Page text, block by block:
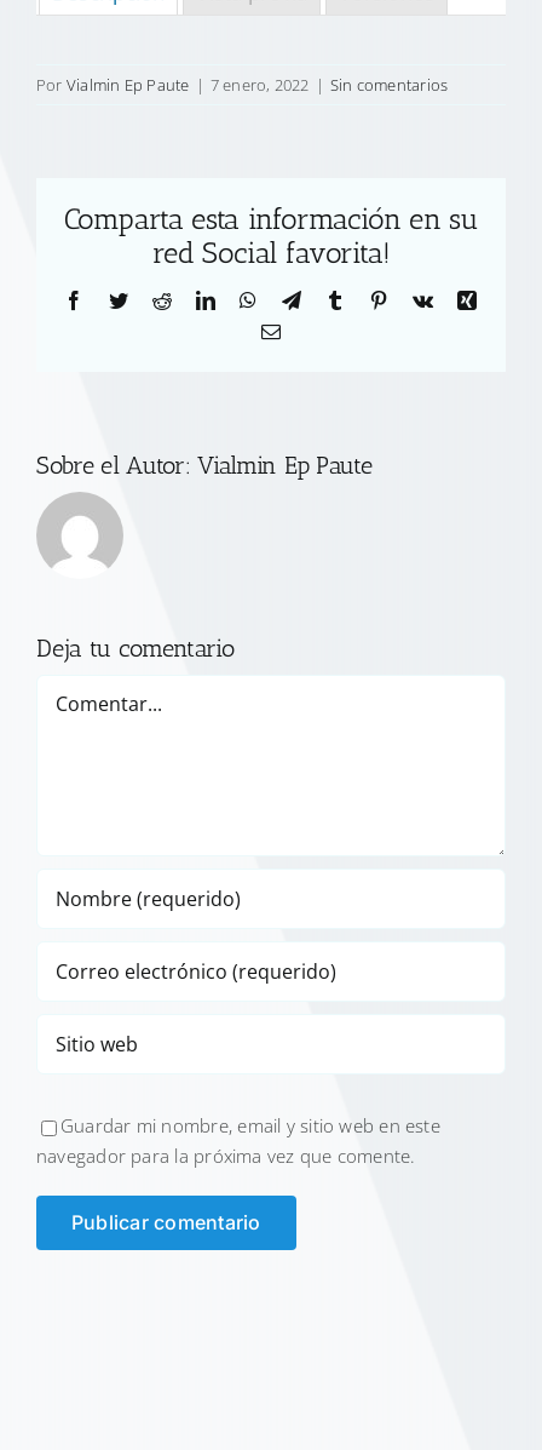
Por Vialmin Ep Paute | 7 enero, 2022 | Sin comentarios
Comparta esta información en su
red Social favorita!
Facebook
TwitterRedditLinkedInWhatsApp
TelegramTumblr Pinterest
Vk
Xing
Correo
Sobre el Autor:Vialmin Ep Paute
Deja tu comentario
Guardar mi nombre, email y sitio web en este
navegador para la próxima vez que comente.